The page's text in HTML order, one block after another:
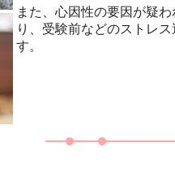
また、心因性の要因が疑
り、受験前などのストレ
す。